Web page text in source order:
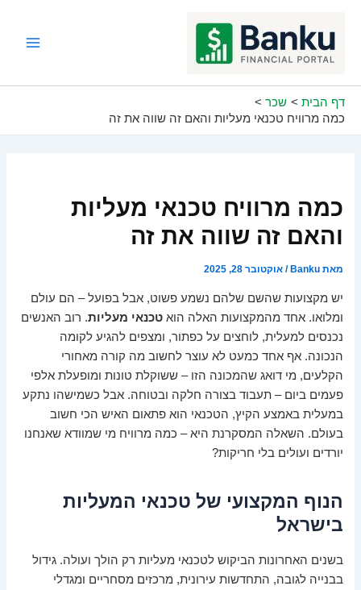
דף הבית
שכר
כמה מרוויח טכנאי מעליות והאם זה שווה את זה
כמה מרוויח טכנאי מעליות
והאם זה שווה את זה
מאתBanku
/אוקטובר 28, 2025
יש מקצועות שהשם שלהם נשמע פשוט, אבל בפועל – הם עולם
ומלואו. אחד מהמקצועות האלה הואטכנאי מעליות. רוב האנשים
נכנסים למעלית, לוחצים על כפתור, ומצפים להגיע לקומה
הנכונה. אף אחד כמעט לא עוצר לחשוב מה קורה מאחורי
הקלעים, מי דואג שהמכונה הזו – ששוקלת טונות ומופעלת אלפי
פעמים ביום – תעבוד בצורה חלקה ובטוחה. אבל כשמישהו נתקע
במעלית באמצע הקיץ, הטכנאי הוא פתאום האיש הכי חשוב
בעולם. השאלה המסקרנת היא – כמה מרוויח מי שמוודא שאנחנו
יורדים ועולים בלי חריקות?
הנוף המקצועי של טכנאי המעליות
בישראל
בשנים האחרונות הביקוש לטכנאי מעליות רק הולך ועולה. גידול
בבנייה לגובה, התחדשות עירונית, מרכזים מסחריים ומגדלי